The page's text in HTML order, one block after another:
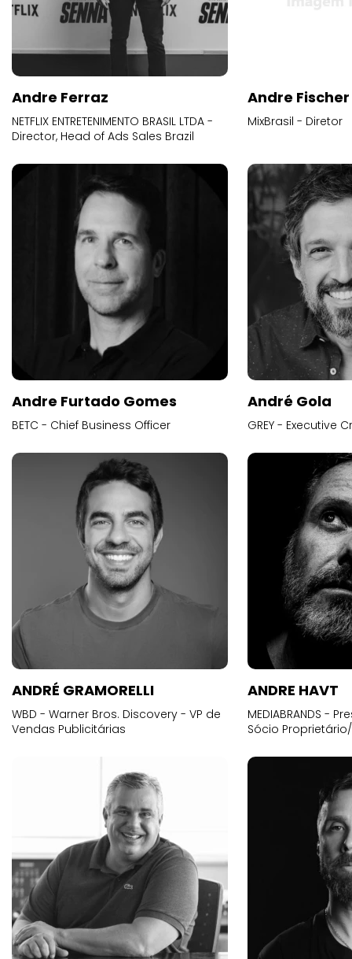
Andre Ferraz
NETFLIX ENTRETENIMENTO BRASIL LTDA -
Director, Head of Ads Sales Brazil
Andre Fischer
MixBrasil - Diretor
Andre Furtado Gomes
BETC - Chief Business Officer
André Gola
GREY - Executive
ANDRÉ GRAMORELLI
WBD - Warner Bros. Discovery - VP de
Vendas Publicitárias
ANDRE HAVT
MEDIABRANDS -
Sócio